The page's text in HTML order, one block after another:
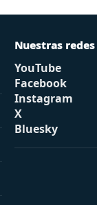
Nuestras redes
YouTube
Facebook
Instagram
X
Bluesky